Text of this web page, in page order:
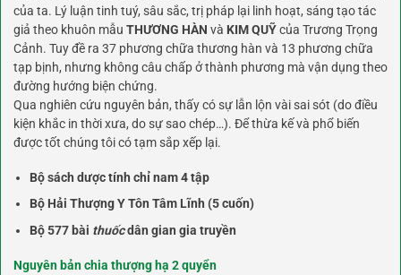
của ta. Lý luận tinh tuý, sâu sắc, trị pháp lại linh hoạt, sáng tạo tác
giả theo khuôn mẫu THƯƠNG HÀN và KIM QUỸcủa Trương Trọng
Cảnh. Tuy đề ra 37 phương chữa thương hàn và 13 phương chữa
tạp bịnh, nhưng không câu chấp ở thành phương mà vận dụng theo
đường hướng biện chứng.
Qua nghiên cứu nguyên bản, thấy có sự lẫn lộn vài sai sót (do điều
kiện khắc in thời xưa, do sự sao chép…). Để thừa kế và phổ biến
được tốt chúng tôi có tạm sắp xếp lại.
Bộ sách dược tính chỉ nam 4 tập
Bộ Hải Thượng Y Tôn Tâm Lĩnh (5 cuốn)
Bộ 577 bài thuốcdân gian gia truyền
Nguyên bản chia thượng hạ 2 quyển